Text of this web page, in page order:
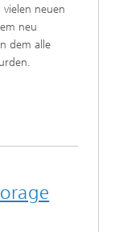
neuen
neu
dem alle